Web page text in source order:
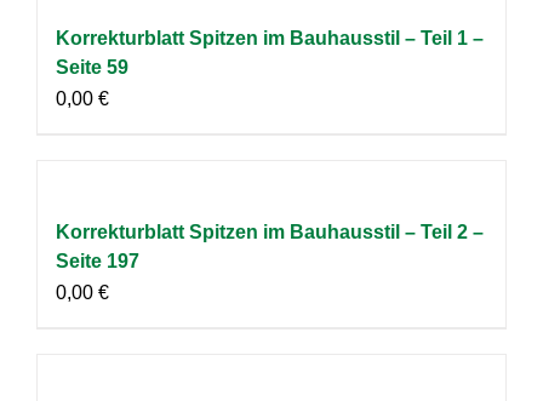
Korrekturblatt Spitzen im Bauhausstil – Teil 1 –
Seite 59
0,00 €
Korrekturblatt Spitzen im Bauhausstil – Teil 2 –
Seite 197
0,00 €